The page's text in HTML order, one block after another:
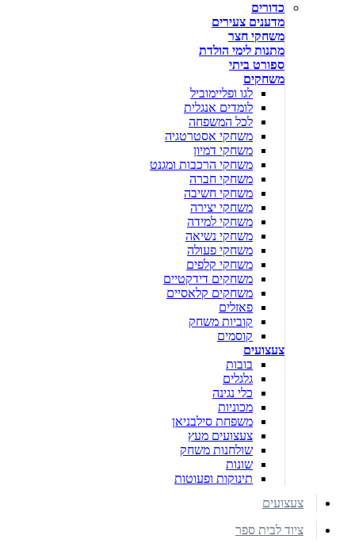
כדורים
מדענים צעירים
משחקי חצר
מתנות לימי הולדת
ספורט ביתי
משחקים
לגו ופליימוביל
לומדים אנגלית
לכל המשפחה
משחקי אסטרטגיה
משחקי דמיון
משחקי הרכבות ומגנט
משחקי חברה
משחקי חשיבה
משחקי יצירה
משחקי למידה
משחקי נשיאה
משחקי פעולה
משחקי קלפים
משחקים דידקטיים
משחקים קלאסיים
פאזלים
קוביות משחק
קוסמים
צעצועים
בובות
גלגלים
כלי נגינה
מכוניות
משפחת סילבניאן
צעצועים מעץ
שולחנות משחק
שונות
תינוקות ופעוטות
צעצועים
ציוד לבית ספר